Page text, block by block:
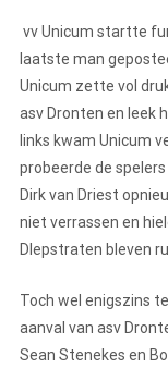
vv Unicum startte
laatste man
Unicum zette vol
asv Dronten en leek
links kwam Unicum
probeerde de
Dirk van Driest
niet verrassen en
DIepstraten bleven
Toch wel enigszins
aanval van asv
Sean Stenekes en